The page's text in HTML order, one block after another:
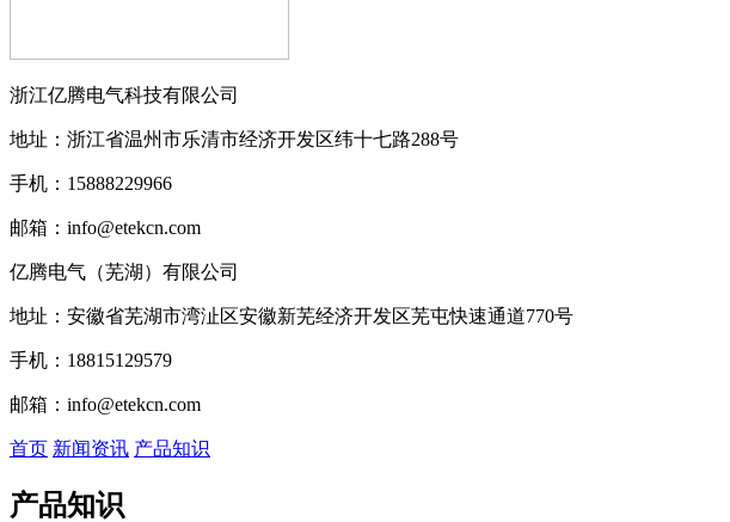
浙江亿腾电气科技有限公司
地址：浙江省温州市乐清市经济开发区纬⼗七路288号
手机：15888229966
邮箱：info@etekcn.com
亿腾电气（芜湖）有限公司
地址：安徽省芜湖市湾沚区安徽新芜经济开发区芜屯快速通道770号
手机：18815129579
邮箱：info@etekcn.com
首页 新闻资讯 产品知识
产品知识